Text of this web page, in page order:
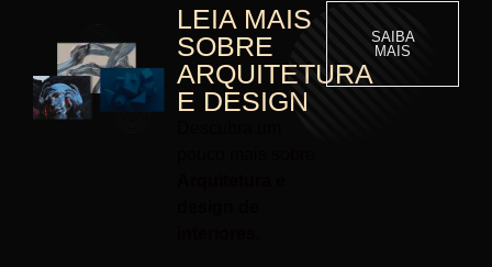
LEIA MAIS
SOBRE
ARQUITETURA
E DESIGN
SAIBA
MAIS